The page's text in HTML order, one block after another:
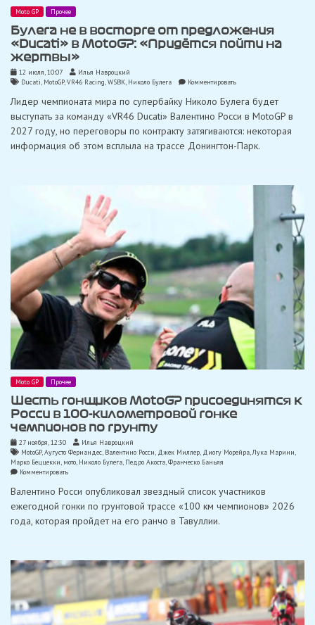
Moto GP Прочее
Булега не в восторге от предложения
«Ducati» в MotoGP: «Придётся пойти на
жертвы»
12 июля, 10:07
Илья Навроцкий
Ducati, MotoGP,VR46 Racing,WSBK, Николо Булега Комментироватьon
не
восторге
от
предложения
«Ducati»
Лидер чемпионата мира по супербайку Николо Булега будет
выступать за команду «VR46 Ducati» Валентино Росси в MotoGP в
2027 году, но переговоры по контракту затягиваются: некоторая
информация об этом всплыла на трассе Донингтон-Парк.
Moto GP Прочее
Шесть гонщиков MotoGP присоединятся к
Росси в 100-километровой гонке
чемпионов по грунту
27 ноября, 12:30
Илья Навроцкий
MotoGP,Аугусто Фернандес, Валентино Росси, Джек Миллер, Диогу Морейра,Лука Марини
Марко Беццекки, мото, Николо Булега, Педро Акоста,Франческо Баньяя
Комментироватьon
гонщиков
присоединятся
к
километровой
гонке
грунту
Валентино Росси опубликовал звездный список участников
ежегодной гонки по грунтовой трассе «100 км чемпионов» 2026
года, которая пройдет на его ранчо в Тавуллии.